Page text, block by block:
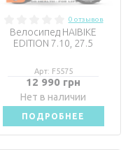
0 отзывов
Велосипед HAIBIKE
EDITION 7.10, 27.5
Арт: F5575
12 990 грн
Нет в наличии
ПОДРОБНЕЕ